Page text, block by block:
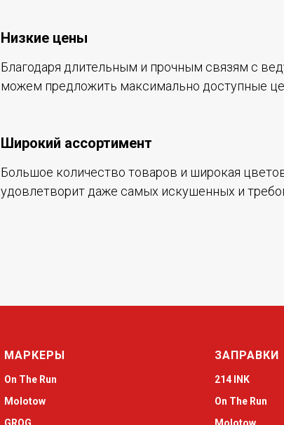
Низкие цены
Благодаря длительным и прочным связям с
можем предложить максимально доступные
Широкий ассортимент
Большое количество товаров и широкая
удовлетворит даже самых искушенных и
МАРКЕРЫ
On The Run
Molotow
ЗАПРАВКИ
214 INK
On The Run